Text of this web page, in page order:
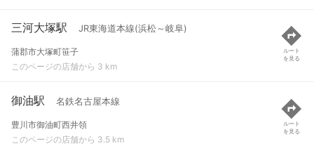
三河大塚駅 JR東海道本線(浜松～岐阜)
蒲郡市大塚町笹子
このページの店舗から 3 km
ルート
を見る
御油駅 名鉄名古屋本線
豊川市御油町西井領
このページの店舗から 3.5 km
ルート
を見る